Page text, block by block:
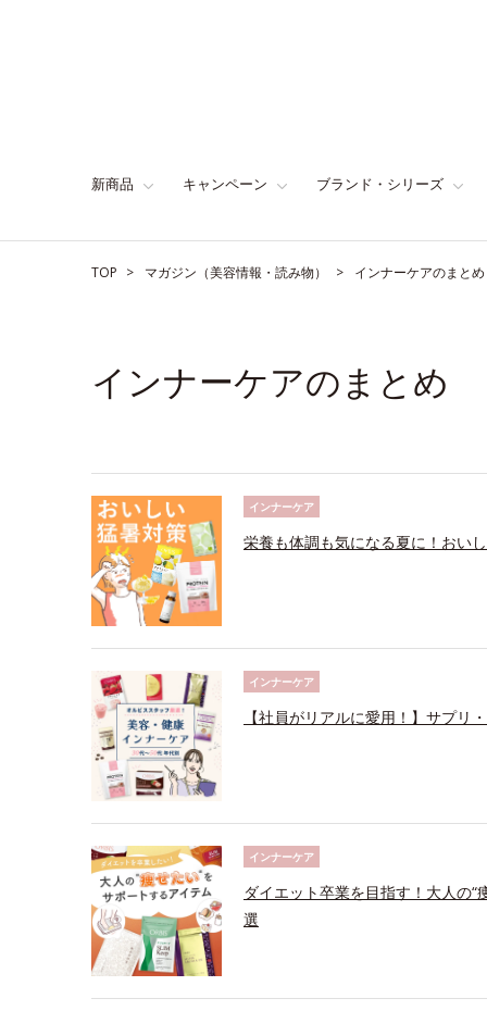
新商品 キャンペーン ブランド・シリーズ
TOP マガジン（美容情報・読み物） インナーケアのまとめ
インナーケアのまとめ
インナーケア
栄養も体調も気になる夏に！おい
インナーケア
【社員がリアルに愛用！】サプリ
インナーケア
ダイエット卒業を目指す！大人の
選